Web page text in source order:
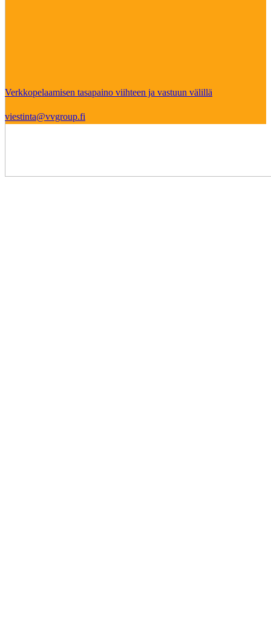
Verkkopelaamisen tasapaino viihteen ja vastuun välillä
viestinta@vvgroup.fi